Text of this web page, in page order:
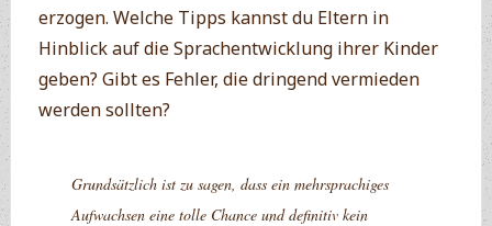
erzogen. Welche Tipps kannst du Eltern in
Hinblick auf die Sprachentwicklung ihrer Kinder
geben? Gibt es Fehler, die dringend vermieden
werden sollten?
Grundsätzlich ist zu sagen, dass ein mehrsprachiges
Aufwachsen eine tolle Chance und definitiv kein